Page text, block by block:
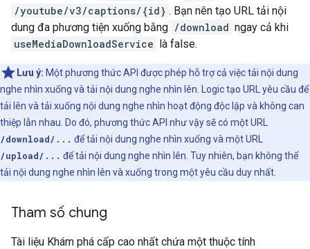
/youtube/v3/captions/{id} . Bạn nên tạo URL tải nội
dung đa phương tiện xuống bằng /download ngay cả khi
useMediaDownloadService là false.
Lưu ý: Một phương thức API được phép hỗ trợ cả việc tải nội dung
nghe nhìn xuống và tải nội dung nghe nhìn lên. Logic tạo URL yêu cầu để
tải lên và tải xuống nội dung nghe nhìn hoạt động độc lập và không can
thiệp lẫn nhau. Do đó, phương thức API như vậy sẽ có một URL
/download/... để tải nội dung nghe nhìn xuống và một URL
/upload/... để tải nội dung nghe nhìn lên. Tuy nhiên, bạn không thể
tải nội dung nghe nhìn lên và xuống trong một yêu cầu duy nhất.
Tham số chung
Tài liệu Khám phá cấp cao nhất chứa một thuộc tính